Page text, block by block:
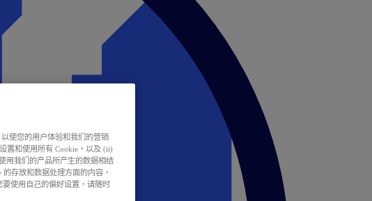
使您的用户体验和我们的营销
置和使用所有 Cookie，以及 (ii)
用我们的产品所产生的数据相结
的存放和数据处理方面的内容，
使用自己的偏好设置，请随时